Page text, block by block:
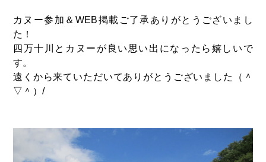
カヌー参加＆WEB掲載ご了承ありがとうございまし
た！
四万十川とカヌーが良い思い出になったら嬉しいで
す。
遠くから来ていただいてありがとうございました（＾
▽＾）/